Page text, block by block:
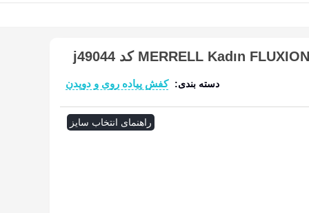
دسته بندی: کفش پیاده روی و دویدن
راهنمای انتخاب سایز